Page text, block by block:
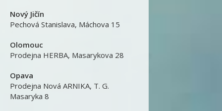
Nový Jičín
Pechová Stanislava, Máchova 15
Olomouc
Prodejna HERBA, Masarykova 28
Opava
Prodejna Nová ARNIKA, T. G.
Masaryka 8